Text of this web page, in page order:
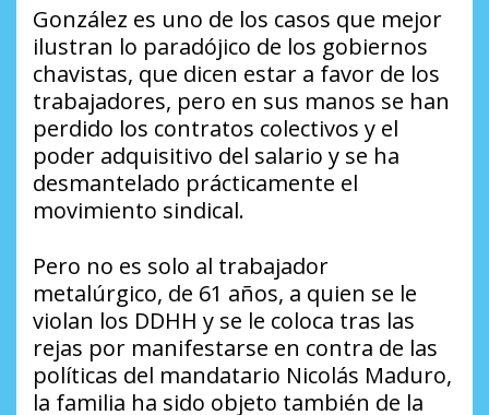
González es uno de los casos que mejor
ilustran lo paradójico de los gobiernos
chavistas, que dicen estar a favor de los
trabajadores, pero en sus manos se han
perdido los contratos colectivos y el
poder adquisitivo del salario y se ha
desmantelado prácticamente el
movimiento sindical.
Pero no es solo al trabajador
metalúrgico, de 61 años, a quien se le
violan los DDHH y se le coloca tras las
rejas por manifestarse en contra de las
políticas del mandatario Nicolás Maduro,
la familia ha sido objeto también de la